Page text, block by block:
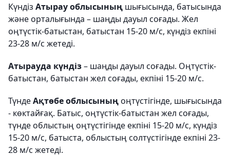
Күндіз Атырау облысының шығысында, батысында
және орталығында – шаңды дауыл соғады. Жел
оңтүстік-батыстан, батыстан 15-20 м/с, күндіз екпіні
23-28 м/с жетеді.
Атырауда күндіз– шаңды дауыл соғады. Оңтүстік-
батыстан, батыстан жел соғады, екпіні 15-20 м/с.
ТүндеАқтөбе облысыныңоңтүстігінде, шығысында
- көктайғақ. Батыс, оңтүстік-батыстан жел соғады,
түнде облыстың оңтүстігінде екпіні 15-20 м/с, күндіз
15-20 м/с, батыста, облыстың солтүстігінде екпіні 23-
28 м/с жетеді.